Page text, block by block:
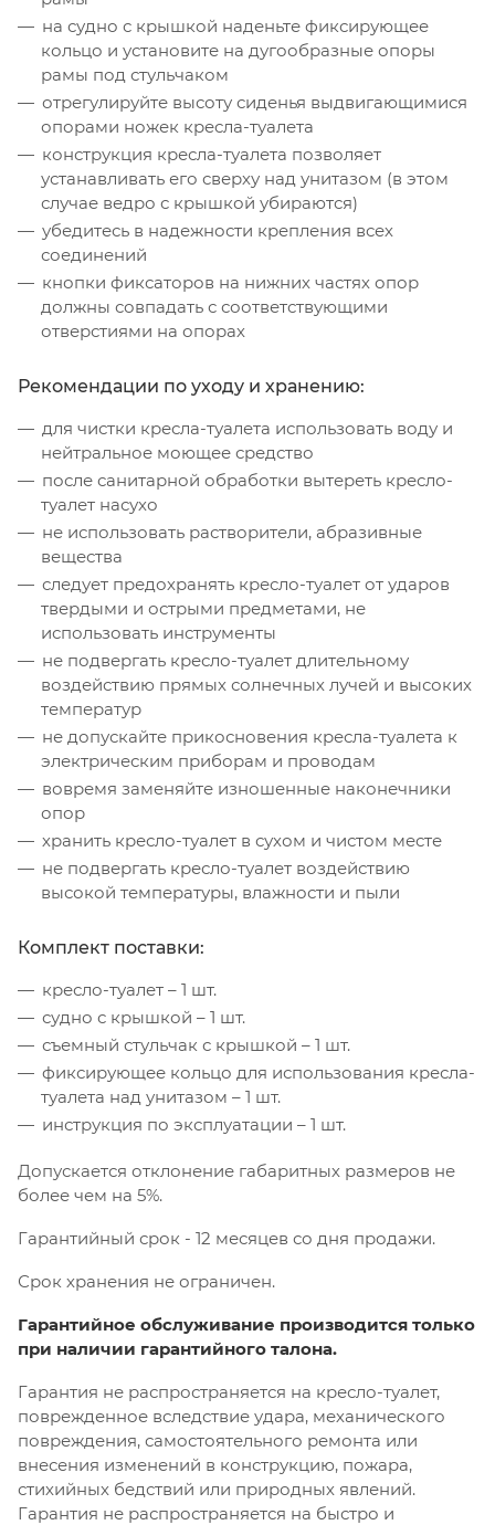
на судно с крышкой наденьте фиксирующее
кольцо и установите на дугообразные опоры
рамы под стульчаком
отрегулируйте высоту сиденья выдвигающимися
опорами ножек кресла-туалета
конструкция кресла-туалета позволяет
устанавливать его сверху над унитазом (в этом
случае ведро с крышкой убираются)
убедитесь в надежности крепления всех
соединений
кнопки фиксаторов на нижних частях опор
должны совпадать с соответствующими
отверстиями на опорах
Рекомендации по уходу и хранению:
для чистки кресла-туалета использовать воду и
нейтральное моющее средство
после санитарной обработки вытереть кресло-
туалет насухо
не использовать растворители, абразивные
вещества
следует предохранять кресло-туалет от ударов
твердыми и острыми предметами, не
использовать инструменты
не подвергать кресло-туалет длительному
воздействию прямых солнечных лучей и высоких
температур
не допускайте прикосновения кресла-туалета к
электрическим приборам и проводам
вовремя заменяйте изношенные наконечники
опор
хранить кресло-туалет в сухом и чистом месте
не подвергать кресло-туалет воздействию
высокой температуры, влажности и пыли
Комплект поставки:
кресло-туалет – 1 шт.
судно с крышкой – 1 шт.
съемный стульчак с крышкой – 1 шт.
фиксирующее кольцо для использования кресла-
туалета над унитазом – 1 шт.
инструкция по эксплуатации – 1 шт.
Допускается отклонение габаритных размеров не
более чем на 5%.
Гарантийный срок - 12 месяцев со дня продажи.
Срок хранения не ограничен.
Гарантийное обслуживание производится только
при наличии гарантийного талона.
Гарантия не распространяется на кресло-туалет,
поврежденное вследствие удара, механического
повреждения, самостоятельного ремонта или
внесения изменений в конструкцию, пожара,
стихийных бедствий или природных явлений.
Гарантия не распространяется на быстро и